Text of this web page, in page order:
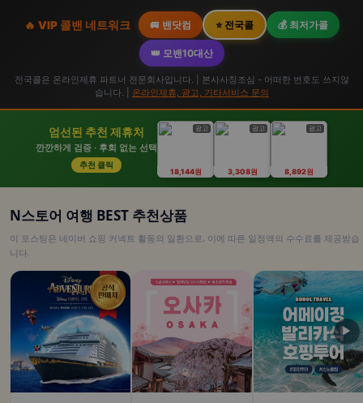
🔥 VIP 콜밴 네트워크 🚐 밴닷컴 ⭐ 전국콜 💰 최저가콜
👑 모밴10대산
전국콜은 온라인제휴 파트너 전문회사입니다. | 본사사칭조심 - 어떠한 번호도 쓰지않
습니다. |
온라인제휴, 광고, 기타서비스 문의
엄선된 추천 제휴처
깐깐하게 검증 · 후회 없는 선택
추천 클릭
광고
18,144원
광고
3,308원
광고
8,892원
N스토어 여행 BEST 추천상품
이 포스팅은 네이버 쇼핑 커넥트 활동의 일환으로, 이에 따른 일정액의 수수료를 제공받습
니다.
▶